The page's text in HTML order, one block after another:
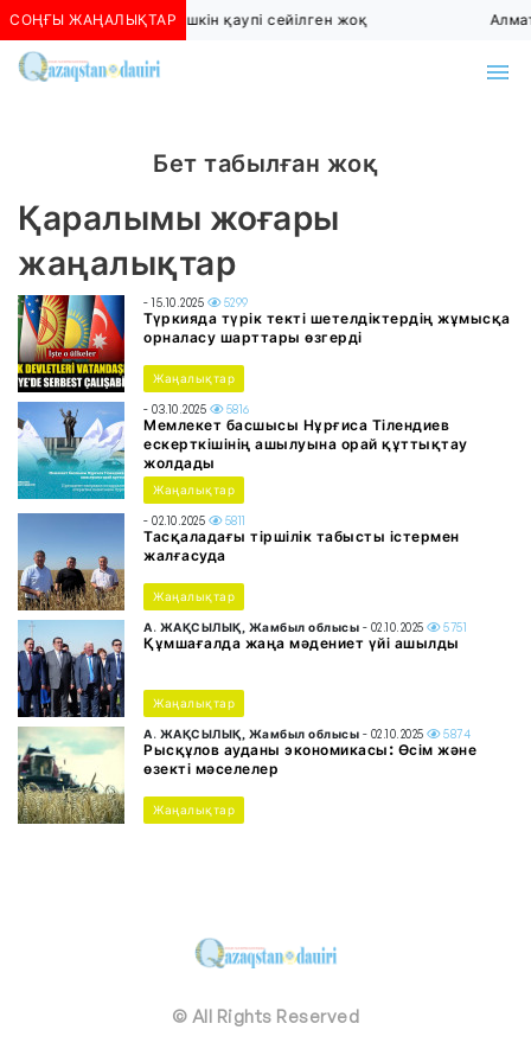
СОҢҒЫ ЖАҢАЛЫҚТАР
Алматыда көшкін қаупі сейілген жоқ
Бет табылған жоқ
Қаралымы жоғары
жаңалықтар
- 15.10.2025 5299
Түркияда түрік текті шетелдіктердің жұмысқа
орналасу шарттары өзгерді
Жаңалықтар
- 03.10.2025 5816
Мемлекет басшысы Нұрғиса Тілендиев
ескерткішінің ашылуына орай құттықтау
жолдады
Жаңалықтар
- 02.10.2025 5811
Тасқаладағы тіршілік табысты істермен
жалғасуда
Жаңалықтар
А. ЖАҚСЫЛЫҚ, Жамбыл облысы - 02.10.2025 5751
Құмшағалда жаңа мәдениет үйі ашылды
Жаңалықтар
А. ЖАҚСЫЛЫҚ, Жамбыл облысы - 02.10.2025 5874
Рысқұлов ауданы экономикасы: Өсім және
өзекті мәселелер
Жаңалықтар
© All Rights Reserved